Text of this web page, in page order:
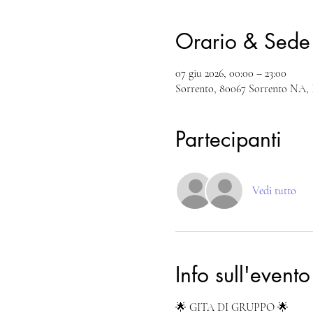
Orario & Sede
07 giu 2026, 00:00 – 23:00
Sorrento, 80067 Sorrento NA,
Partecipanti
Vedi tutto
Info sull'evento
🌟 GITA DI GRUPPO 🌟